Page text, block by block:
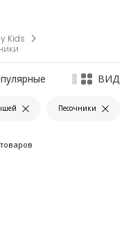
Kids
Песочники
ВИД
товаров